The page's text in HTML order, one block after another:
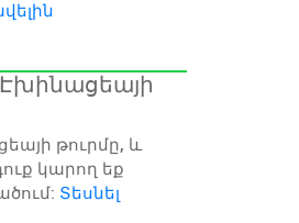
թուրմը, և
կարող եք
Տեսնել